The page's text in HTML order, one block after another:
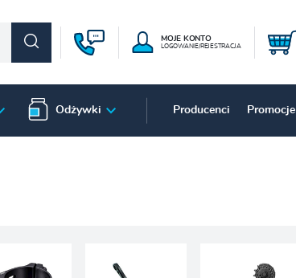
MOJE KONTO
LOGOWANIE/REJESTRACJA
Odżywki Producenci Promocje